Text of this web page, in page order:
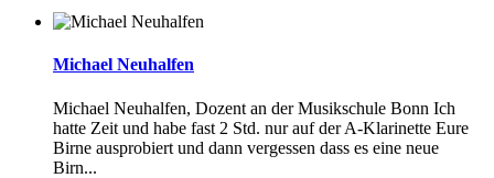
Michael Neuhalfen
Michael Neuhalfen, Dozent an der Musikschule Bonn Ich
hatte Zeit und habe fast 2 Std. nur auf der A-Klarinette Eure
Birne ausprobiert und dann vergessen dass es eine neue
Birn...